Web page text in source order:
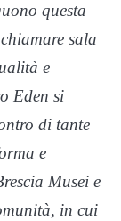
questa
sala
e
Eden si
di tante
e
Musei e
in cui